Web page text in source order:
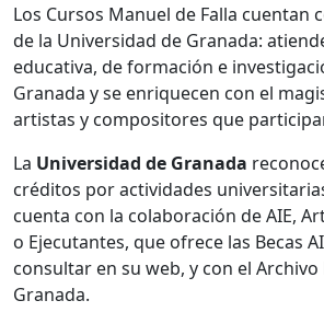
Los Cursos Manuel de Falla cuentan
de la Universidad de Granada:
educativa, de formación e
Granada y se enriquecen con el
artistas y compositores que
La Universidad de Granada
créditos por actividades
cuenta con la colaboración de AIE,
o Ejecutantes, que ofrece las Becas
consultar en su web, y con el
Granada.